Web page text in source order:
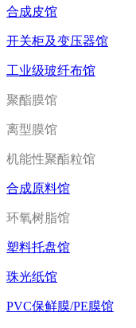
合成皮馆
开关柜及变压器馆
工业级玻纤布馆
聚酯膜馆
离型膜馆
机能性聚酯粒馆
合成原料馆
环氧树脂馆
塑料托盘馆
珠光纸馆
PVC保鲜膜/PE膜馆